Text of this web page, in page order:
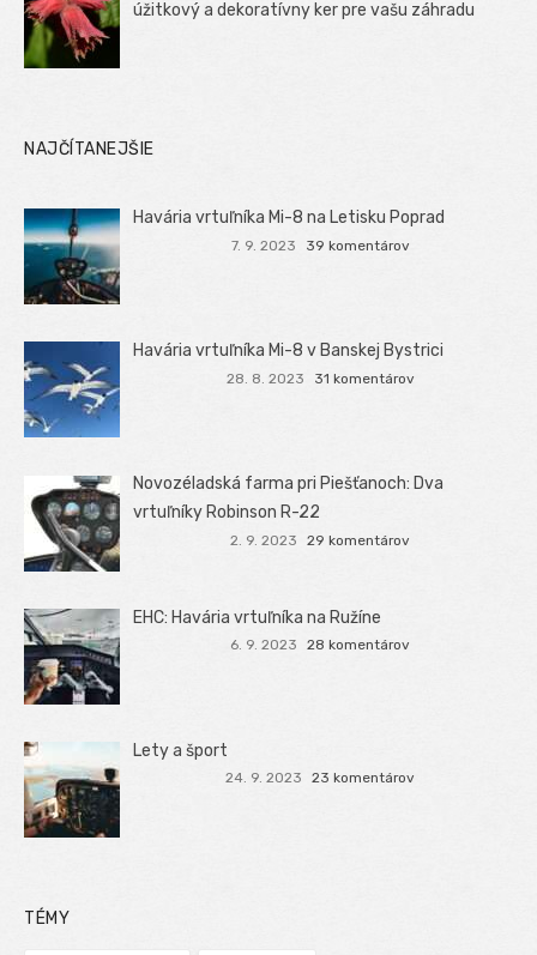
úžitkový a dekoratívny ker pre vašu záhradu
NAJČÍTANEJŠIE
Havária vrtuľníka Mi-8 na Letisku Poprad
7. 9. 2023 39 komentárov
Havária vrtuľníka Mi-8 v Banskej Bystrici
28. 8. 2023 31 komentárov
Novozéladská farma pri Piešťanoch: Dva
vrtuľníky Robinson R-22
2. 9. 2023 29 komentárov
EHC: Havária vrtuľníka na Ružíne
6. 9. 2023 28 komentárov
Lety a šport
24. 9. 2023 23 komentárov
TÉMY